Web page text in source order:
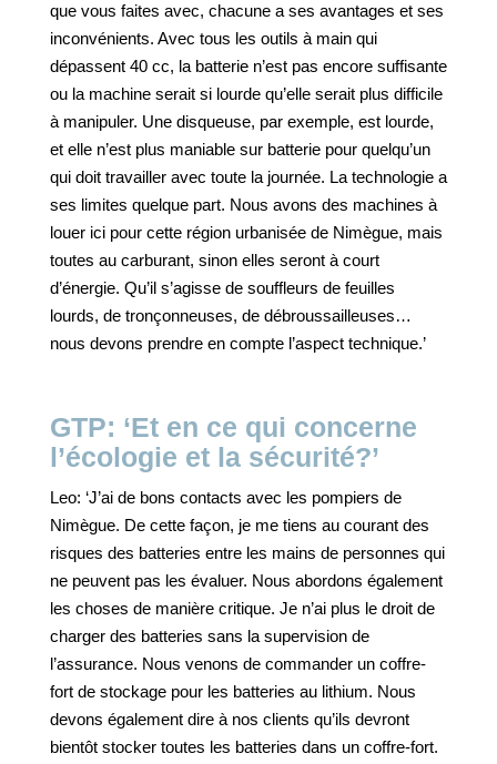
que vous faites avec, chacune a ses avantages et ses
inconvénients. Avec tous les outils à main qui
dépassent 40 cc, la batterie n’est pas encore suffisante
ou la machine serait si lourde qu’elle serait plus difficile
à manipuler. Une disqueuse, par exemple, est lourde,
et elle n’est plus maniable sur batterie pour quelqu’un
qui doit travailler avec toute la journée. La technologie a
ses limites quelque part. Nous avons des machines à
louer ici pour cette région urbanisée de Nimègue, mais
toutes au carburant, sinon elles seront à court
d’énergie. Qu’il s’agisse de souffleurs de feuilles
lourds, de tronçonneuses, de débroussailleuses…
nous devons prendre en compte l’aspect technique.’
GTP: ‘Et en ce qui concerne
l’écologie et la sécurité?’
Leo: ‘J’ai de bons contacts avec les pompiers de
Nimègue. De cette façon, je me tiens au courant des
risques des batteries entre les mains de personnes qui
ne peuvent pas les évaluer. Nous abordons également
les choses de manière critique. Je n’ai plus le droit de
charger des batteries sans la supervision de
l’assurance. Nous venons de commander un coffre-
fort de stockage pour les batteries au lithium. Nous
devons également dire à nos clients qu’ils devront
bientôt stocker toutes les batteries dans un coffre-fort.